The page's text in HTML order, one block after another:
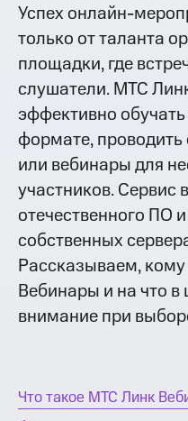
одновременно. При
стоит обратить
регистрации
напоминаниями, чат-
опросы и чаты для
экрана и презентаций.
Успех онлайн-
только от таланта
площадки, где
слушатели. МТС
эффективно
формате,
или вебинары для
участников. Сервис
отечественного ПО
собственных
Рассказываем,
Вебинары и на что
внимание при
Что такое МТС Линк